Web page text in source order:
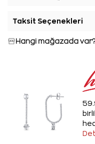
Taksit Seçenekleri
Hangi mağazada var?